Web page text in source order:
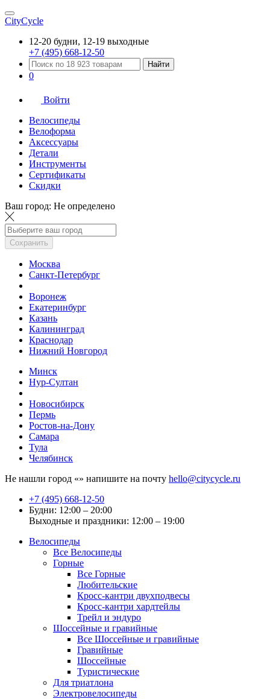
CityCycle
12-20 будни, 12-19 выходные
+7 (495) 668-12-50
Найти
0
Войти
Велосипеды
Велоформа
Аксессуары
Детали
Инструменты
Сертификаты
Скидки
Ваш город: Не определено
Сохранить
Москва
Санкт-Петербург
Воронеж
Екатеринбург
Казань
Калининград
Краснодар
Нижний Новгород
Минск
Нур-Султан
Новосибирск
Пермь
Ростов-на-Дону
Самара
Тула
Челябинск
Не нашли город «» напишите на почту hello@citycycle.ru
+7 (495) 668-12-50
Будни: 12:00 – 20:00
Выходные и праздники: 12:00 – 19:00
Велосипеды
Все Велосипеды
Горные
Все Горные
Любительские
Кросс-кантри двухподвесы
Кросс-кантри хардтейлы
Трейл и эндуро
Шоссейные и гравийные
Все Шоссейные и гравийные
Гравийные
Шоссейные
Туристические
Для триатлона
Электровелосипеды